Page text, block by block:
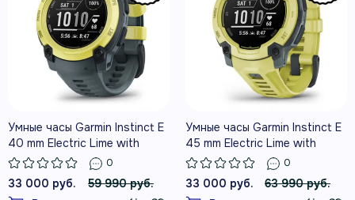
Умные часы Garmin Instinct E
40 mm Electric Lime with
Twilight Band
0
33 000 руб.
59 990 руб.
Умные часы Garmin Instinct E
45 mm Electric Lime with
Electric Lime Band 0
33 000 руб.
63 990 руб.